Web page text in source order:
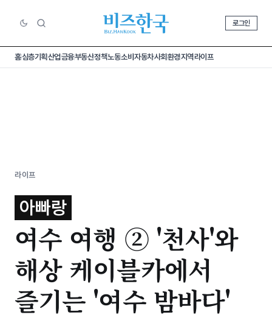
로그인
홈심층기획산업금융부동산정책노동소비 자동차사회환경지역라이프
라이프
아빠랑
여수 여행 ② '천사'와
해상 케이블카에서
즐기는 '여수 밤바다'